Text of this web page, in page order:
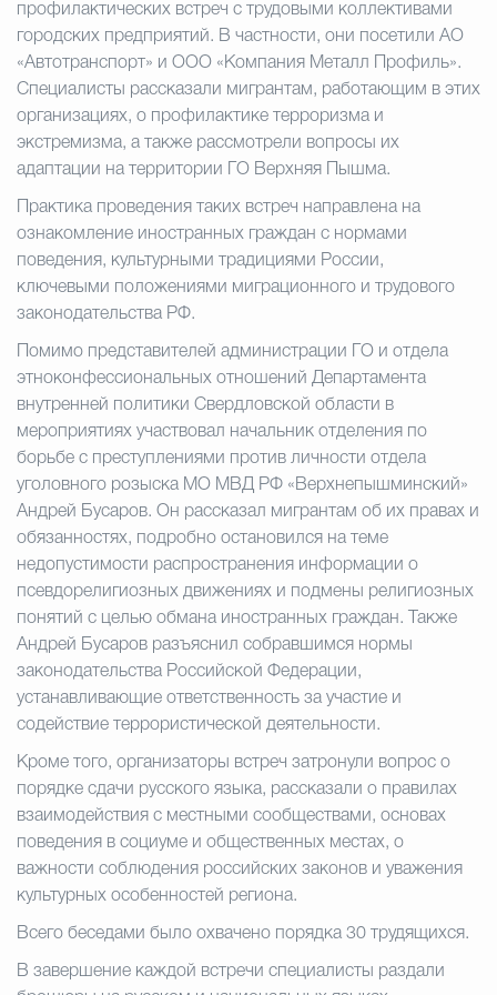
Гостям Городского
Общественная
Государственные организации
Открытые
профилактических встреч с трудовыми коллективами
городских предприятий. В частности, они посетили АО
«Автотранспорт» и ООО «Компания Металл Профиль».
Специалисты рассказали мигрантам, работающим в этих
организациях, о профилактике терроризма и
экстремизма, а также рассмотрели вопросы их
адаптации на территории ГО Верхняя Пышма.
Практика проведения таких встреч направлена на
ознакомление иностранных граждан с нормами
поведения, культурными традициями России,
ключевыми положениями миграционного и трудового
законодательства РФ.
Помимо представителей администрации ГО и отдела
этноконфессиональных отношений Департамента
внутренней политики Свердловской области в
мероприятиях участвовал начальник отделения по
борьбе с преступлениями против личности отдела
уголовного розыска МО МВД РФ «Верхнепышминский»
Андрей Бусаров. Он рассказал мигрантам об их правах и
обязанностях, подробно остановился на теме
недопустимости распространения информации о
псевдорелигиозных движениях и подмены религиозных
понятий с целью обмана иностранных граждан. Также
Андрей Бусаров разъяснил собравшимся нормы
законодательства Российской Федерации,
устанавливающие ответственность за участие и
содействие террористической деятельности.
Кроме того, организаторы встреч затронули вопрос о
порядке сдачи русского языка, рассказали о правилах
взаимодействия с местными сообществами, основах
поведения в социуме и общественных местах, о
важности соблюдения российских законов и уважения
культурных особенностей региона.
Всего беседами было охвачено порядка 30 трудящихся.
В завершение каждой встречи специалисты раздали